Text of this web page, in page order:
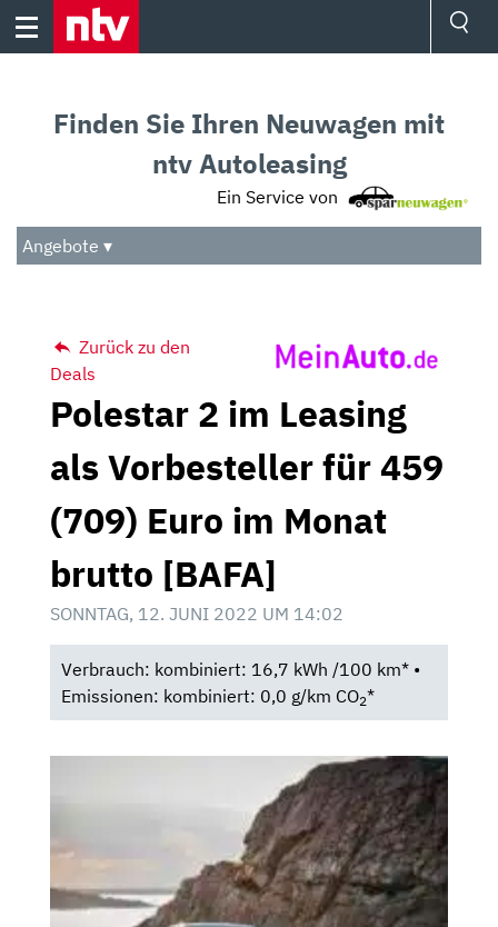
Skip
Audio
Das Beste
Finden Sie Ihren Neuwagen mit
ntv Autoleasing
Ein Service von
Angebote ▾
Zurück zu den
Deals
Polestar 2 im Leasing
als Vorbesteller für 459
(709) Euro im Monat
brutto [BAFA]
SONNTAG, 12. JUNI 2022 UM 14:02
Verbrauch: kombiniert: 16,7 kWh /100 km* •
Emissionen: kombiniert: 0,0 g/km CO2*